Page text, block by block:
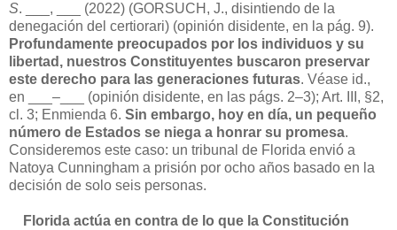
S. ___, ___ (2022) (GORSUCH, J., disintiendo de la
denegación del certiorari) (opinión disidente, en la pág. 9).
Profundamente preocupados por los individuos y su
libertad, nuestros Constituyentes buscaron preservar
este derecho para las generaciones futuras. Véase id.,
en ___–___ (opinión disidente, en las págs. 2–3); Art. III, §2,
cl. 3; Enmienda 6. Sin embargo, hoy en día, un pequeño
número de Estados se niega a honrar su promesa.
Consideremos este caso: un tribunal de Florida envió a
Natoya Cunningham a prisión por ocho años basado en la
decisión de solo seis personas.
Florida actúa en contra de lo que la Constitución